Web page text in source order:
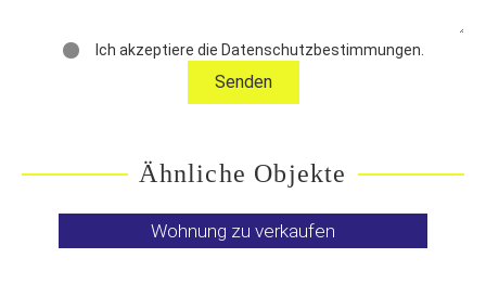
Ich akzeptiere die Datenschutzbestimmungen.
Ähnliche Objekte
Wohnung zu verkaufen